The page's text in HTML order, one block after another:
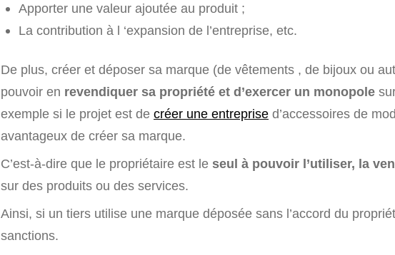
Apporter une valeur ajoutée au produit ;
La contribution à l ‘expansion de l’entreprise, etc.
De plus, créer et déposer sa marque (de vêtements , de bijoux ou
pouvoir en revendiquer sa propriété et d’exercer un monopole
exemple si le projet est de créer une entreprise d’accessoires de
avantageux de créer sa marque.
C’est-à-dire que le propriétaire est le seul à pouvoir l’utiliser, la
sur des produits ou des services.
Ainsi, si un tiers utilise une marque déposée sans l’accord du
sanctions.